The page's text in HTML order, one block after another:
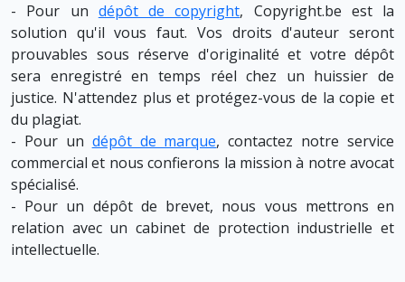
- Pour un dépôt de copyright, Copyright.be est la
solution qu'il vous faut. Vos droits d'auteur seront
prouvables sous réserve d'originalité et votre dépôt
sera enregistré en temps réel chez un huissier de
justice. N'attendez plus et protégez-vous de la copie et
du plagiat.
- Pour un dépôt de marque, contactez notre service
commercial et nous confierons la mission à notre avocat
spécialisé.
- Pour un dépôt de brevet, nous vous mettrons en
relation avec un cabinet de protection industrielle et
intellectuelle.